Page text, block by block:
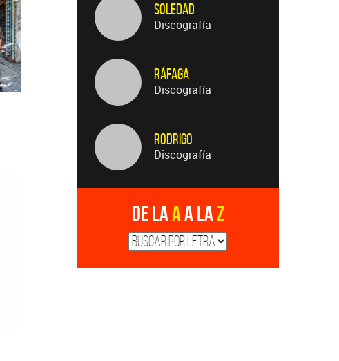
Soledad
Discografía
Ráfaga
Discografía
Discografía
De laAa laZ